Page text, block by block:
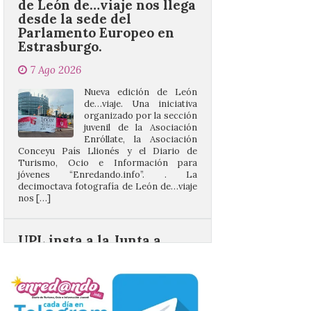
Estrasburgo.
7 Ago 2026
juvenil de la Asociación
Enróllate, la Asociación
Conceyu País Llionés y el Diario de
Turismo, Ocio e Información para
jóvenes “Enredando.info”. . La
decimoctava fotografía de León de…viaje
nos […]
UPL insta a la Junta a
castillo del Asmesnal, un
Un Bien de Interés
Cultural abandonado